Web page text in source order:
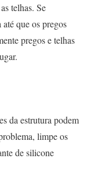
telhas. Se
que os pregos
pregos e telhas
da estrutura podem
limpe os
de silicone